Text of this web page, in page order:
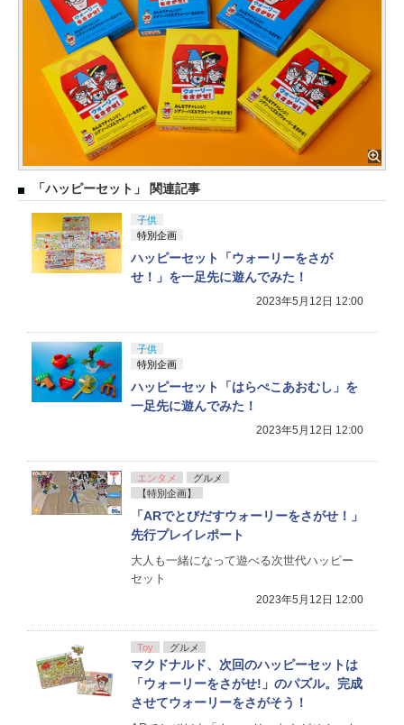
「ハッピーセット」 関連記事
子供
特別企画
ハッピーセット「ウォーリーをさが
せ！」を一足先に遊んでみた！
2023年5月12日 12:00
子供
特別企画
ハッピーセット「はらぺこあおむし」を
一足先に遊んでみた！
2023年5月12日 12:00
エンタメ
グルメ
【特別企画】
「ARでとびだすウォーリーをさがせ！」
先行プレイレポート
大人も一緒になって遊べる次世代ハッピー
セット
2023年5月12日 12:00
Toy グルメ
マクドナルド、次回のハッピーセットは
「ウォーリーをさがせ!」のパズル。完成
させてウォーリーをさがそう！